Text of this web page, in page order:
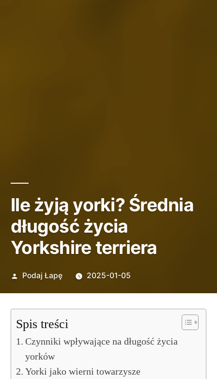
Ile żyją yorki? Średnia
długość życia
Yorkshire terriera
Opublikowane
Podaj Łapę 2025-01-05
Spis treści
Czynniki wpływające na długość życia
yorków
Yorki jako wierni towarzysze